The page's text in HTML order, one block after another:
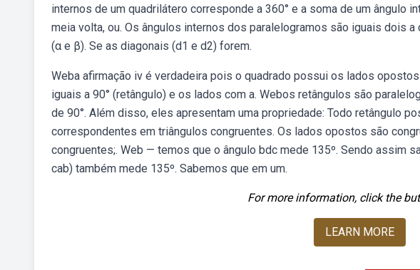
internos de um quadrilátero corresponde a 360° e a soma de um ângulo
meia volta, ou. Os ângulos internos dos paralelogramos são iguais dois
(α e β). Se as diagonais (d1 e d2) forem.
Weba afirmação iv é verdadeira pois o quadrado possui os lados
iguais a 90° (retângulo) e os lados com a. Webos retângulos são
de 90°. Além disso, eles apresentam uma propriedade: Todo retângulo
correspondentes em triângulos congruentes. Os lados opostos são
congruentes;. Web — temos que o ângulo bdc mede 135º. Sendo assim
cab) também mede 135º. Sabemos que em um.
For more information, click the
LEARN MORE